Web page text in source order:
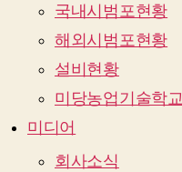
국내시범포현황
해외시범포현황
설비현황
미당농업기술학교
미디어
회사소식